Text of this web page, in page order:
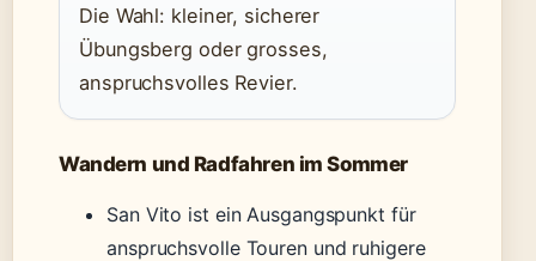
Die Wahl: kleiner, sicherer
Übungsberg oder grosses,
anspruchsvolles Revier.
Wandern und Radfahren im Sommer
San Vito ist ein Ausgangspunkt für
anspruchsvolle Touren und ruhigere